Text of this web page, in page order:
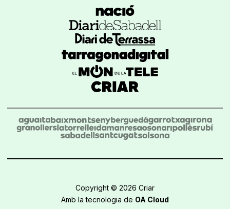
Copyright © 2026 Criar
Amb la tecnologia de OA Cloud